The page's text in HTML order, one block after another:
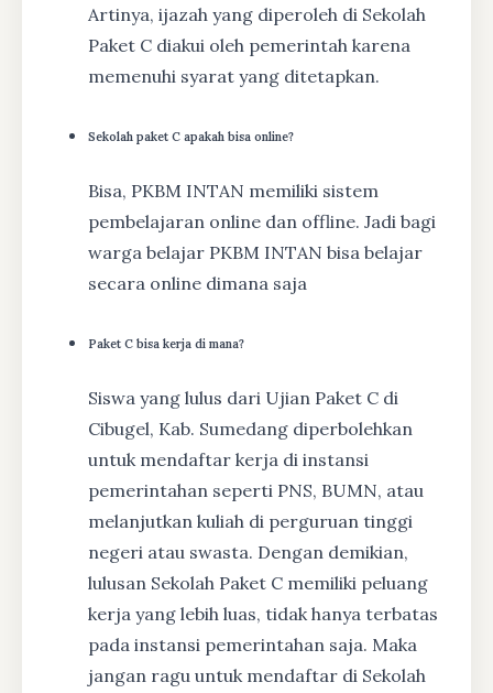
Artinya, ijazah yang diperoleh di Sekolah
Paket C diakui oleh pemerintah karena
memenuhi syarat yang ditetapkan.
Sekolah paket C apakah bisa online?
Bisa, PKBM INTAN memiliki sistem
pembelajaran online dan offline. Jadi bagi
warga belajar PKBM INTAN bisa belajar
secara online dimana saja
Paket C bisa kerja di mana?
Siswa yang lulus dari Ujian Paket C di
Cibugel, Kab. Sumedang diperbolehkan
untuk mendaftar kerja di instansi
pemerintahan seperti PNS, BUMN, atau
melanjutkan kuliah di perguruan tinggi
negeri atau swasta. Dengan demikian,
lulusan Sekolah Paket C memiliki peluang
kerja yang lebih luas, tidak hanya terbatas
pada instansi pemerintahan saja. Maka
jangan ragu untuk mendaftar di Sekolah